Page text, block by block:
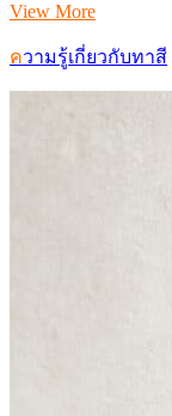
View More
ความรู้เกี่ยวกับทาสี